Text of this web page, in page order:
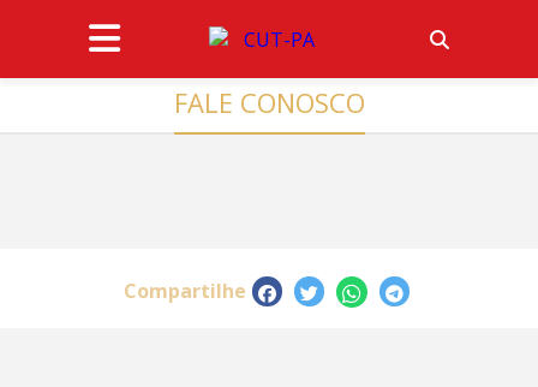
FALE CONOSCO
Compartilhe